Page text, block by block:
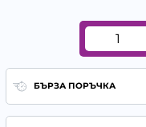
БЪРЗА ПОРЪЧКА